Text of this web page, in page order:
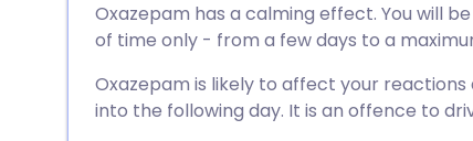
مشاركة عبر فيسبوك
مشاركة عبر لينكد إن
🇮🇹 Italiano 🇵🇹
Oxazepam has a calming effect. You will
of time only - from a few days to a
Oxazepam is likely to affect your
into the following day. It is an offence to